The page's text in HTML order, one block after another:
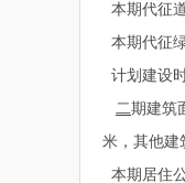
本期代征
本期代征
计划建设
二期建筑
米，其他建
本期居住